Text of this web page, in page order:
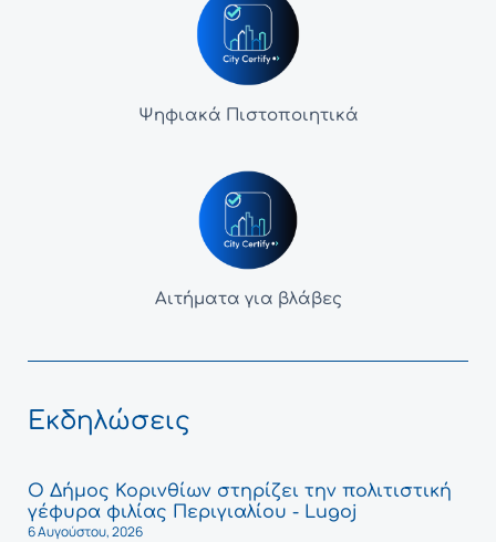
Ψηφιακά Πιστοποιητικά
Αιτήματα για βλάβες
Εκδηλώσεις
Ο Δήμος Κορινθίων στηρίζει την πολιτιστική
γέφυρα φιλίας Περιγιαλίου - Lugoj
6 Αυγούστου, 2026